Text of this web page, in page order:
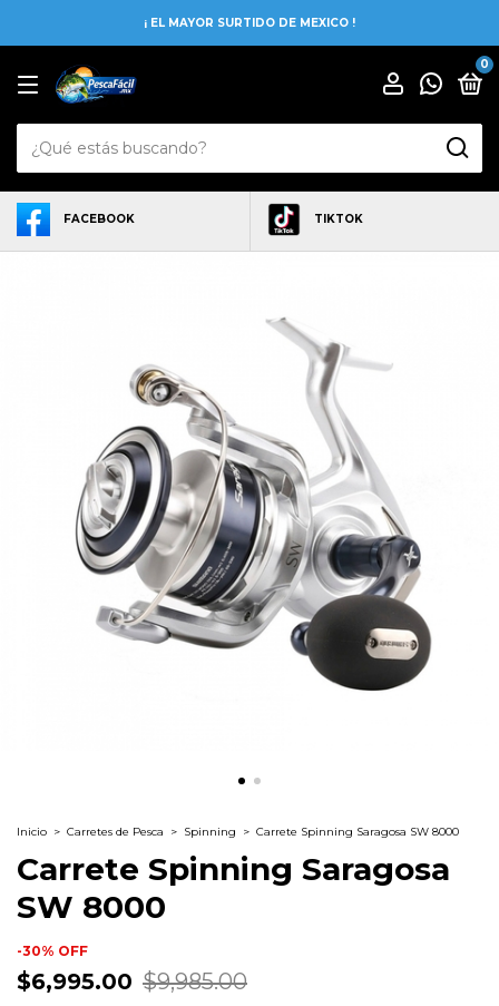
¡ EL MAYOR SURTIDO DE MEXICO !
0
FACEBOOK TIKTOK
Inicio > Carretes de Pesca > Spinning > Carrete Spinning Saragosa SW 8000
Carrete Spinning Saragosa
SW 8000
-30% OFF
$6,995.00 $9,985.00